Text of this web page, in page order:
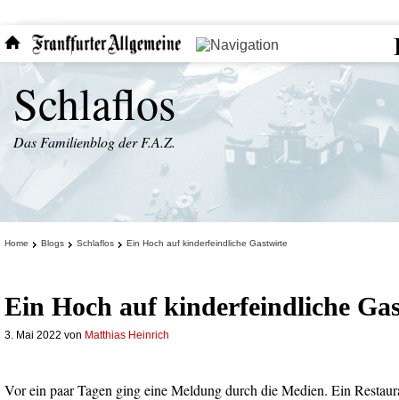
Schlaflos
Das Familienblog der F.A.Z.
Home Blogs Schlaflos Ein Hoch auf kinderfeindliche Gastwirte
Ein Hoch auf kinderfeindliche
3. Mai 2022 von Matthias Heinrich
Vor ein paar Tagen ging eine Meldung durch die Medien. Ein